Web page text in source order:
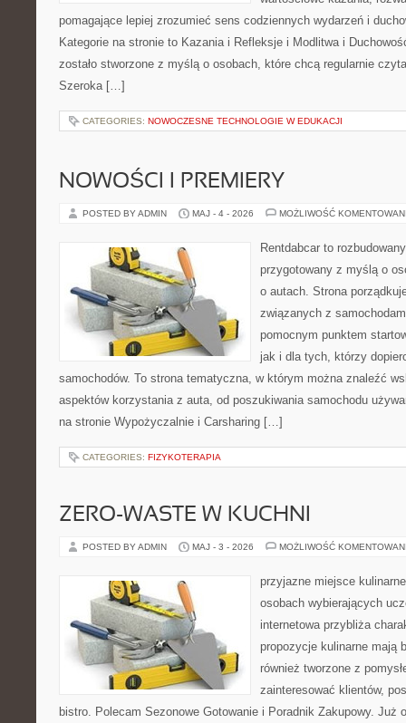
pomagające lepiej zrozumieć sens codziennych wydarzeń i
Kategorie na stronie to Kazania i Refleksje i Modlitwa i
zostało stworzone z myślą o osobach, które chcą regularnie
Szeroka […]
CATEGORIES: NOWOCZESNE TECHNOLOGIE W EDUKACJI
NOWOŚCI I PREMIERY
POSTED BY ADMIN MAJ - 4 - 2026 MOŻLIWOŚĆ
Rentdabcar to
przygotowany z myślą o
o autach. Strona
związanych z
pomocnym punktem
jak i dla tych, którzy
samochodów. To strona tematyczna, w którym można znaleźć
aspektów korzystania z auta, od poszukiwania samochodu
na stronie Wypożyczalnie i Carsharing […]
CATEGORIES: FIZYKOTERAPIA
ZERO-WASTE W KUCHNI
POSTED BY ADMIN MAJ - 3 - 2026 MOŻLIWOŚĆ
przyjazne miejsce
osobach wybierających
internetowa przybliża
propozycje kulinarne mają
również tworzone z
zainteresować klientów,
bistro. Polecam Sezonowe Gotowanie i Poradnik Zakupowy. Już